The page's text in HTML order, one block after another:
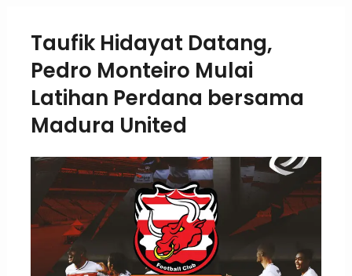
Taufik Hidayat Datang,
Pedro Monteiro Mulai
Latihan Perdana bersama
Madura United